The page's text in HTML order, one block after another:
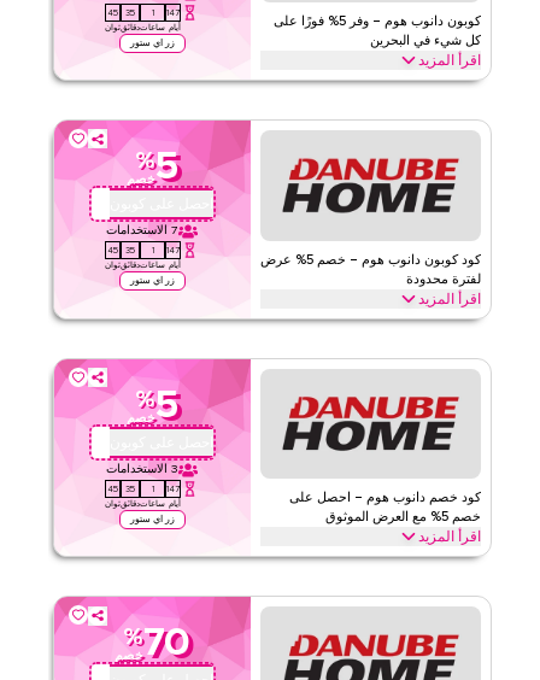
الفئات
على مستوى الموقع
كوبون دانوب هوم – وفر 5% فورًا على
كل شيء في البحرين
اقرأ المزيد
147
أيام
1
ساعات
35
دقائق
44
ثوان
زر اي ستور
وفر 5% فورًا مع هذا كود دانوب هوم على كل شيء. استبدل الآن للحصول
والمزيد
دانوب هوم الأحكام والشروط
الحد الأدنى للطلب
ويب/تطبيق
الفئات
على مستوى الموقعكود كوبون دانوب هوم – خصم 5% عرض
لفترة محدودة
اقرأ المزيد
5
%
خصم
احصل على كوبون
7 الاستخدامات
147
أيام
1
ساعات
35
دقائق
44
ثوان
زر اي ستور
احصل على خصم 5% على جميع الأقسام مع هذا كود برومو دانوب هوم لفترة
طلب
دانوب هوم الأحكام والشروط
الحد الأدنى للطلب
ويب/تطبيق
الفئات
على مستوى الموقع
كود خصم دانوب هوم – احصل على
خصم 5% مع العرض الموثوق
اقرأ المزيد
5
%
خصم
احصل على كوبون
3 الاستخدامات
147
أيام
1
ساعات
35
دقائق
44
ثوان
زر اي ستور
احصل على خصم 5% على جميع المنتجات مع هذا عرض دانوب هوم
بقيمة إضافية على مشترياتك بالكامل اليوم
دانوب هوم الأحكام والشروط
الحد الأدنى للطلب
70
%
خصم